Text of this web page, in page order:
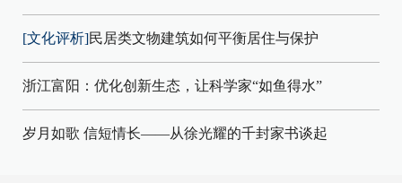
[文化评析]民居类文物建筑如何平衡居住与保护
浙江富阳：优化创新生态，让科学家“如鱼得水”
岁月如歌 信短情长——从徐光耀的千封家书谈起